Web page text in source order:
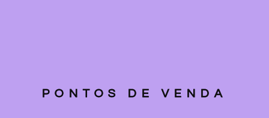
PONTOS DE VENDA